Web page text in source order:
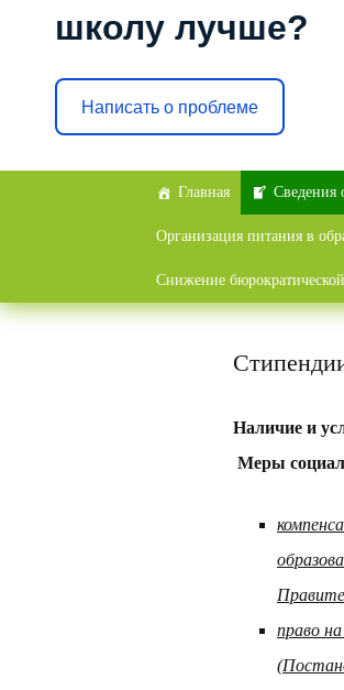
школу лучше?
Написать о проблеме
Перейти
Главная Сведения
Организация питания в
Снижение
Наличие и
Меры
право